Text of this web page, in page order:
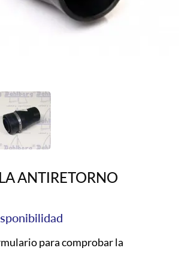
ANTIRETORNO
para comprobar la